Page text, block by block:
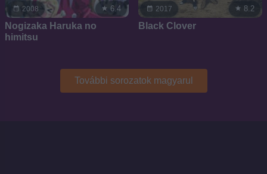
2008 6.4
Nogizaka Haruka no
himitsu
2017 8.2
Black Clover
További sorozatok magyarul